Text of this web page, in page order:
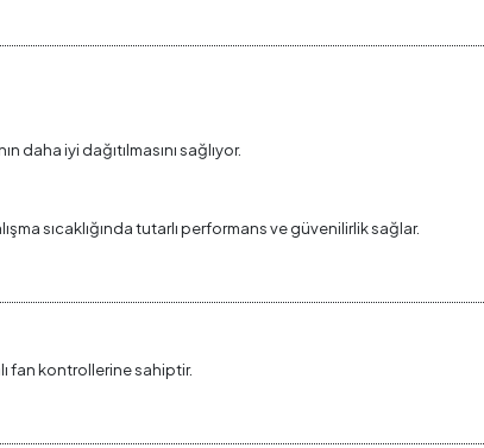
daha iyi dağıtılmasını sağlıyor.
sıcaklığında tutarlı performans ve güvenilirlik sağlar.
fan kontrollerine sahiptir.